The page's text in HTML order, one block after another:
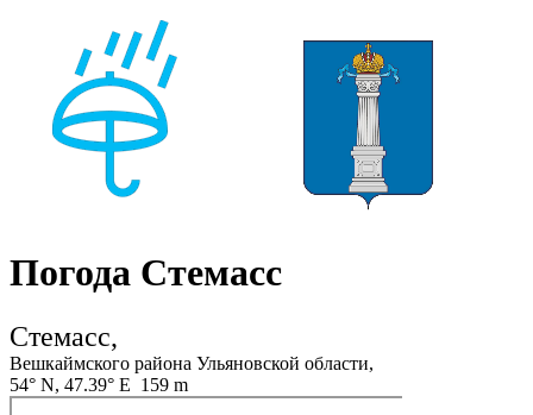
Погода Стемасс
Стемасс,
Вешкаймского района Ульяновской области,
54° N, 47.39° E 159 m